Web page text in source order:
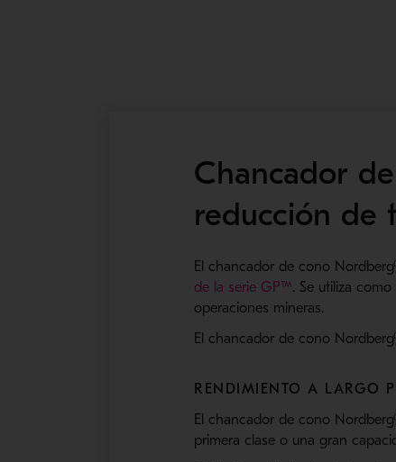
Chancador
reducción de
El chancador de cono
de la serie GP™. Se utiliza
operaciones mineras.
El chancador de cono
RENDIMIENTO A LARGO
El chancador de cono
primera clase o una gran